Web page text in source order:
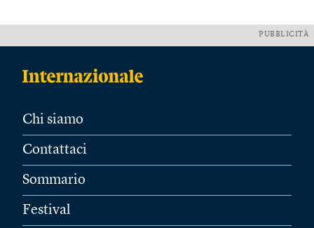
PUBBLICITÀ
Chi siamo
Contattaci
Sommario
Festival